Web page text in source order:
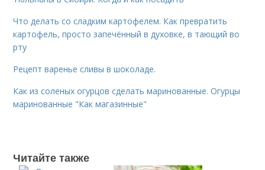
Что делать со сладким картофелем. Как превратить
картофель, просто запечённый в духовке, в тающий во
рту
Рецепт варенье сливы в шоколаде.
Как из соленых огурцов сделать маринованные. Огурцы
маринованные "Как магазинные"
Читайте также